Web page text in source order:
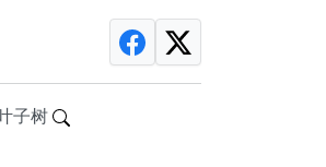
子树